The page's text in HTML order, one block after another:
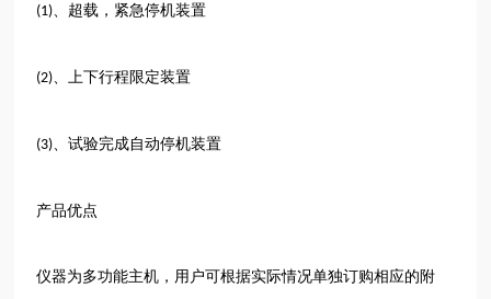
(1) 、超载，紧急停机装置
(2) 、上下行程限定装置
(3) 、试验完成自动停机装置
产品优点
仪器为多功能主机，用户可根据实际情况单独订购相应的附